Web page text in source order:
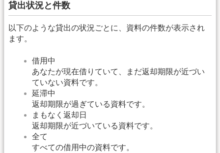
貸出状況と件数
以下のような貸出の状況ごとに、資料の件数が表示され
ます。
借用中
あなたが現在借りていて、まだ返却期限が近づい
ていない資料です。
延滞中
返却期限が過ぎている資料です。
まもなく返却日
返却期限が近づいている資料です。
全て
すべての借用中の資料です。